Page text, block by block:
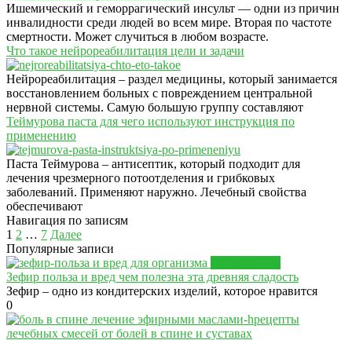
Ишемический и геморрагический инсульт — одни из причин
инвалидности среди людей во всем мире. Вторая по частоте
смертности. Может случиться в любом возрасте.
Что такое нейрореабилитация цели и задачи
Нейрореабилитация – раздел медицины, который занимается
восстановлением больных с повреждением центральной
нервной системы. Самую большую группу составляют
Теймурова паста для чего используют инструкция по
применению
Паста Теймурова – антисептик, который подходит для
лечения чрезмерного потоотделения и грибковых
заболеваний. Применяют наружно. Лечебный свойства
обеспечивают
Навигация по записям
1 2 … 7 Далее
Популярные записи
Зефир польза и вред чем полезна эта древняя сладость
Зефир – одно из кондитерских изделий, которое нравится
0